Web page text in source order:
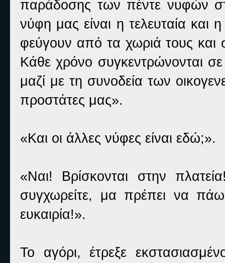
παράδοσης των πέντε νυφών
νύφη μας είναι η τελευταία
φεύγουν από τα χωριά τους και
Κάθε χρόνο συγκεντρώνονται
μαζί με τη συνοδεία των
προστάτες μας».
«Και οι άλλες νύφες είναι εδώ;».
«Ναι! Βρίσκονται στην
συγχωρείτε, μα πρέπει να
ευκαιρία!».
Το αγόρι, έτρεξε